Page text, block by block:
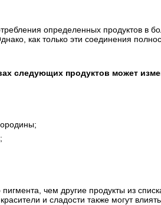
определенных продуктов в
как только эти соединения
следующих продуктов может
чем другие продукты из
и сладости также могут